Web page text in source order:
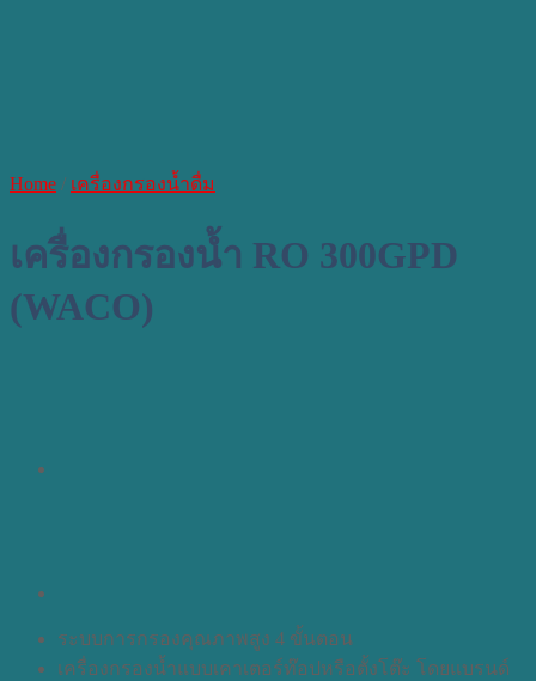
Home / เครื่องกรองน้ำดื่ม
เครื่องกรองน้ำ RO 300GPD
(WACO)
ระบบการกรองคุณภาพสูง 4 ขั้นตอน
เครื่องกรองน้ำแบบเคาเตอร์ท๊อปหรือตั้งโต๊ะ โดยแบรนด์